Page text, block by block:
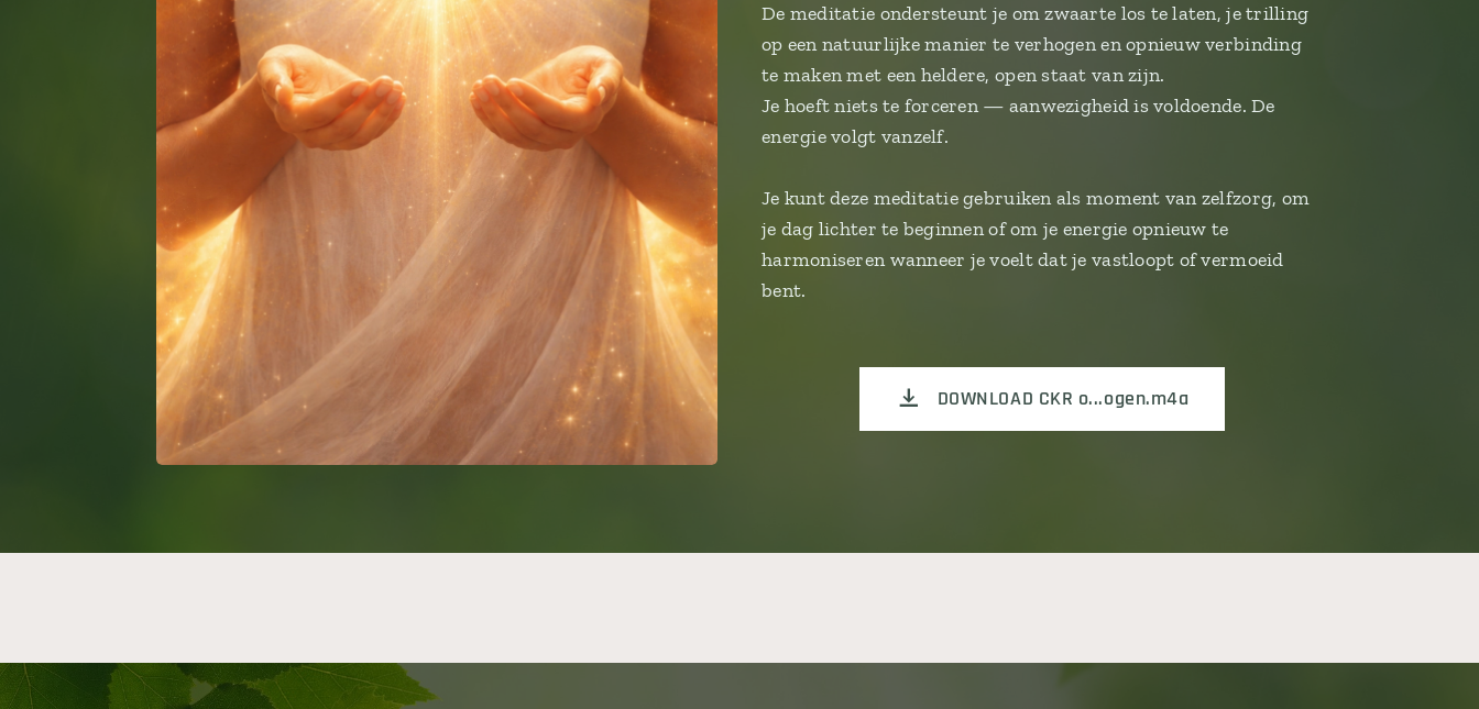
De meditatie ondersteunt je om zwaarte los te laten, je trilling
op een natuurlijke manier te verhogen en opnieuw verbinding
te maken met een heldere, open staat van zijn.
Je hoeft niets te forceren — aanwezigheid is voldoende. De
energie volgt vanzelf.
Je kunt deze meditatie gebruiken als moment van zelfzorg, om
je dag lichter te beginnen of om je energie opnieuw te
harmoniseren wanneer je voelt dat je vastloopt of vermoeid
bent.
DOWNLOAD CKR o...ogen.m4a